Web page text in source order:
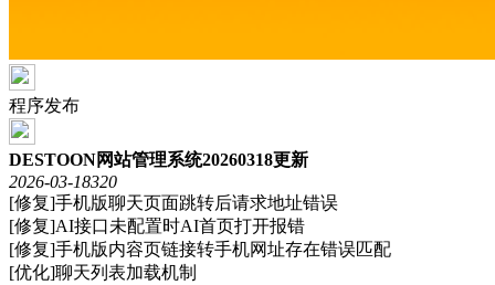
程序发布
DESTOON网站管理系统20260318更新
2026-03-18320
[修复]手机版聊天页面跳转后请求地址错误
[修复]AI接口未配置时AI首页打开报错
[修复]手机版内容页链接转手机网址存在错误匹配
[优化]聊天列表加载机制